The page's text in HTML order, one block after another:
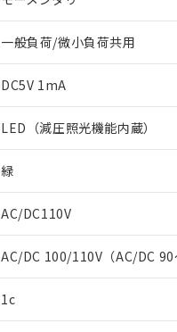
一般負荷/微小負荷共用
DC5V 1mA
LED（減圧照光機能内蔵）
緑
AC/DC110V
AC/DC 100/110V（AC/DC 90
1c